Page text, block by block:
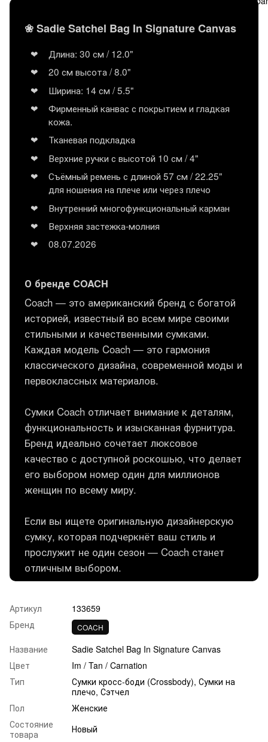
❀ Sadie Satchel Bag In Signature Canvas
Длина: 30 см / 12.0"
20 см высота / 8.0"
Ширина: 14 см / 5.5"
Фирменный канвас с покрытием и гладкая
кожа.
Тканевая подкладка
Верхние ручки с высотой 10 см / 4"
Съёмный ремень с длиной 57 см / 22.25"
для ношения на плече или через плечо
Внутренний многофункциональный карман
Верхняя застежка-молния
08.07.2026
О бренде COACH
Coach — это американский бренд с богатой
историей, известный во всем мире своими
стильными и качественными сумками.
Каждая модель Coach — это гармония
классического дизайна, современной моды и
первоклассных материалов.
Сумки Coach отличает внимание к деталям,
функциональность и изысканная фурнитура.
Бренд идеально сочетает люксовое
качество с доступной роскошью, что делает
его выбором номер один для миллионов
женщин по всему миру.
Если вы ищете оригинальную дизайнерскую
сумку, которая подчеркнёт ваш стиль и
прослужит не один сезон — Coach станет
отличным выбором.
Артикул
133659
Бренд
COACH
Название
Sadie Satchel Bag In Signature Canvas
Цвет
Im / Tan / Carnation
Тип
Сумки кросс-боди (Crossbody), Сумки на
плечо, Сэтчел
Пол
Женские
Состояние
товара
Новый